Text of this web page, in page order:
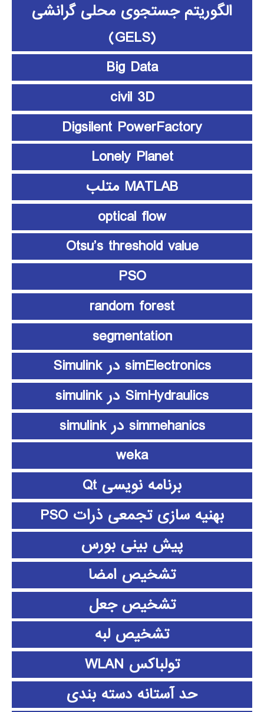
الگوریتم جستجوی محلی گرانشی
(GELS)
Big Data
civil 3D
Digsilent PowerFactory
Lonely Planet
MATLAB متلب
optical flow
Otsu’s threshold value
PSO
random forest
segmentation
simElectronics در Simulink
SimHydraulics در simulink
simmehanics در simulink
weka
برنامه نویسی Qt
بهنیه سازی تجمعی ذرات PSO
پیش بینی بورس
تشخیص امضا
تشخیص جعل
تشخیص لبه
تولباکس WLAN
حد آستانه دسته بندی